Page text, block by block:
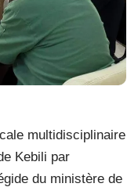
multidisciplinaire
Kebili par
du ministère de